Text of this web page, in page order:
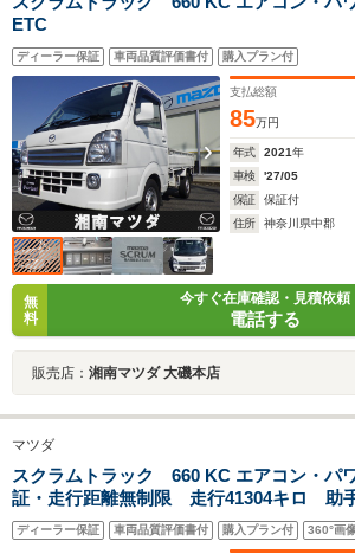
ETC
ディーラー保証 車両品質評価書付 購入プラン付
支払総額
85万円
年式 2021年
車検
'27/05
保証
保証付
住所
神奈川県中郡
無
料
今すぐ在庫確認・見積依頼
電話する
販売店： 湘南マツダ 大磯本店
マツダ
スクラムトラック 660 KC エアコン・パ
証・走行距離無制限 走行41304キロ 助
ク 純正マット AMFMラジオ 5速MT
ー エアコンパワステ
ディーラー保証 車両品質評価書付 購入プラン付 360°画